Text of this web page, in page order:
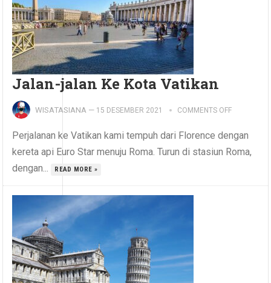
Jalan-jalan Ke Kota Vatikan
WISATASIANA — 15 DESEMBER 2021 COMMENTS OFF
Perjalanan ke Vatikan kami tempuh dari Florence dengan
kereta api Euro Star menuju Roma. Turun di stasiun Roma,
dengan...
READ MORE »